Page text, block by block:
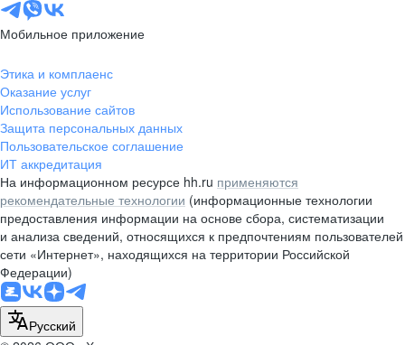
Мобильное приложение
Этика и комплаенс
Оказание услуг
Использование сайтов
Защита персональных данных
Пользовательское соглашение
ИТ аккредитация
На информационном ресурсе hh.ru применяются
рекомендательные технологии (информационные технологии
предоставления информации на основе сбора, систематизации
и анализа сведений, относящихся к предпочтениям пользователей
сети «Интернет», находящихся на территории Российской
Федерации)
Русский